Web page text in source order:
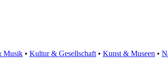
Musik • Kultur & Gesellschaft • Kunst & Museen •